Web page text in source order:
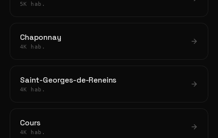
5K hab.
Chaponnay
4K hab.
Saint-Georges-de-Reneins
4K hab.
Cours
4K hab.